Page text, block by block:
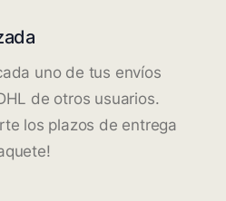
uno de tus envíos
de otros usuarios.
los plazos de entrega